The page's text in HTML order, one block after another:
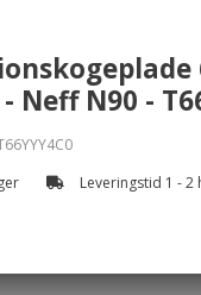
Neff N90 -
Leveringstid 1 - 2
til 4 gryder eller pander.